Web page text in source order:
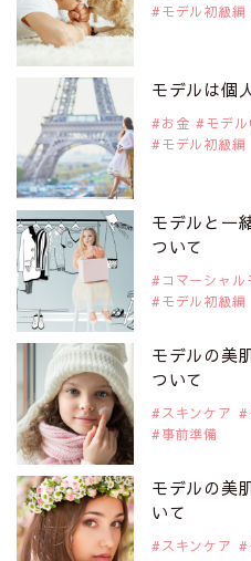
2019年9月29日
是非ご覧ください。
注目モデル 中条あやみさん
2019年9月29日
注目モデルを1名追加いたしました
是非ご覧ください。
注目モデル 水原佑果さん
2019年9月29日
注目モデルを1名追加いたしました
是非ご覧ください。
注目モデル CHIHARUさん
2019年9月29日
注目モデルを1名追加いたしました
是非ご覧ください。
注目モデル 藤井サチさん
モデル初級編
モデルは個
お金 モデ
モデル初級編
モデルと一
ついて
コマーシャル
モデル初級編
モデルの美
ついて
スキンケア
事前準備
モデルの美
いて
スキンケア